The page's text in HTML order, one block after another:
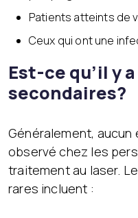
Patients atteints de
Ceux qui ont une
Est-ce qu’il y
secondaires?
Généralement, aucun
observé chez les
traitement au laser.
rares incluent :